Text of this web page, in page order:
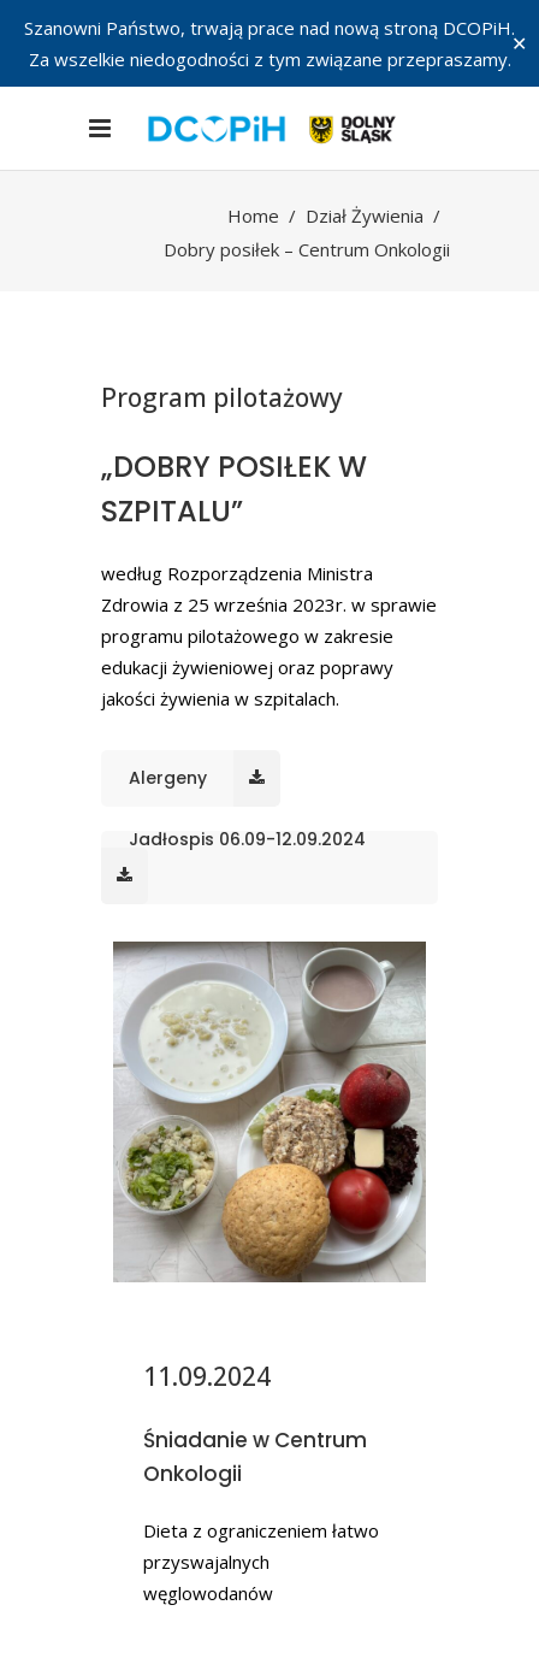
Szanowni Państwo, trwają prace nad nową stroną DCOPiH.
Za wszelkie niedogodności z tym związane przepraszamy.
✕
Home / Dział Żywienia /
Dobry posiłek – Centrum Onkologii
Program pilotażowy
„DOBRY POSIŁEK W
SZPITALU”
według Rozporządzenia Ministra
Zdrowia z 25 września 2023r. w sprawie
programu pilotażowego w zakresie
edukacji żywieniowej oraz poprawy
jakości żywienia w szpitalach.
Alergeny
Jadłospis 06.09-12.09.2024
11.09.2024
Śniadanie w Centrum
Onkologii
Dieta z ograniczeniem łatwo
przyswajalnych
węglowodanów